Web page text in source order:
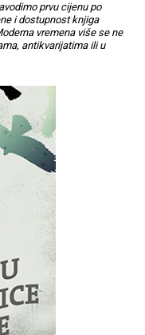
prvu cijenu po
i dostupnost knjiga
vremena više se ne
antikvarijatima ili u